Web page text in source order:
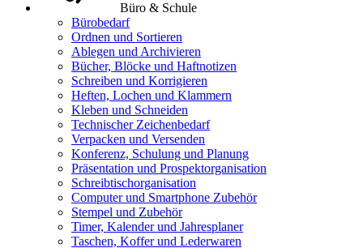
Büro & Schule
Bürobedarf
Ordnen und Sortieren
Ablegen und Archivieren
Bücher, Blöcke und Haftnotizen
Schreiben und Korrigieren
Heften, Lochen und Klammern
Kleben und Schneiden
Technischer Zeichenbedarf
Verpacken und Versenden
Konferenz, Schulung und Planung
Präsentation und Prospektorganisation
Schreibtischorganisation
Computer und Smartphone Zubehör
Stempel und Zubehör
Timer, Kalender und Jahresplaner
Taschen, Koffer und Lederwaren